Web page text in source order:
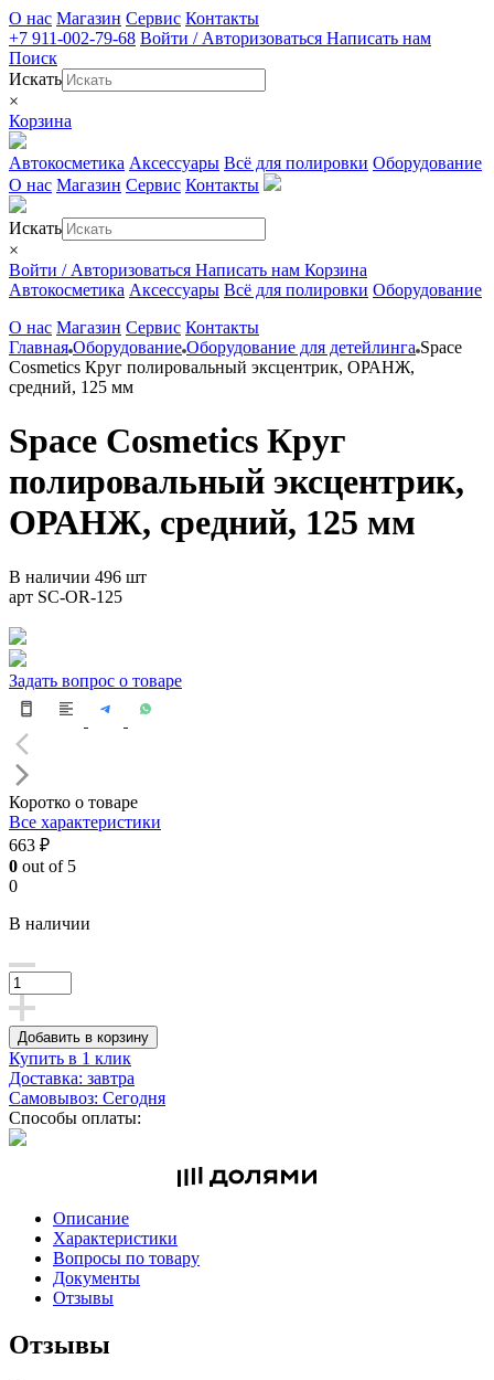
О нас Магазин Сервис Контакты
+7 911-002-79-68 Войти / Авторизоваться Написать нам
Поиск
Искать
×
Корзина
Автокосметика Аксессуары Всё для полировки Оборудование
О нас Магазин Сервис Контакты
Искать
×
Войти / Авторизоваться Написать нам Корзина
Автокосметика Аксессуары Всё для полировки Оборудование
О нас Магазин Сервис Контакты
Главная Оборудование Оборудование для детейлинга Space
Cosmetics Круг полировальный эксцентрик, ОРАНЖ,
средний, 125 мм
Space Cosmetics Круг
полировальный эксцентрик,
ОРАНЖ, средний, 125 мм
В наличии 496 шт
арт SC-OR-125
Задать вопрос о товаре
Коротко о товаре
Все характеристики
663 ₽
0 out of 5
0
В наличии
Добавить в корзину
Купить в 1 клик
Доставка: завтра
Самовывоз: Сегодня
Способы оплаты:
Описание
Характеристики
Вопросы по товару
Документы
Отзывы
Отзывы